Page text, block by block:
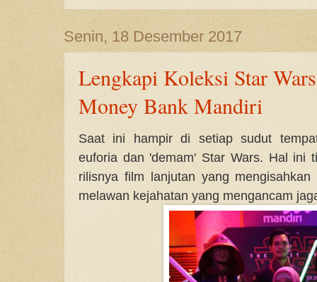
Senin, 18 Desember 2017
Lengkapi Koleksi Star
Money Bank Mandiri
Saat ini hampir di setiap sudut
euforia dan 'demam' Star Wars. Hal ini
rilisnya film lanjutan yang
melawan kejahatan yang mengancam